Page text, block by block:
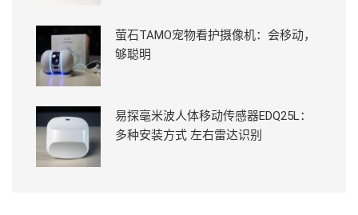
萤石TAMO宠物看护摄像机：会移动，
够聪明
易探毫米波人体移动传感器EDQ25L：
多种安装方式 左右雷达识别